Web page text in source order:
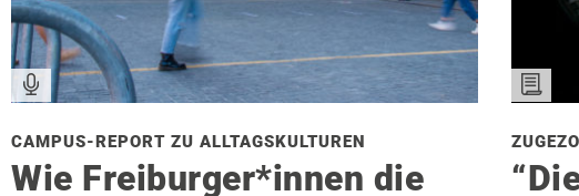
CAMPUS-REPORT ZU ALLTAGSKULTUREN
Wie Freiburger*innen die